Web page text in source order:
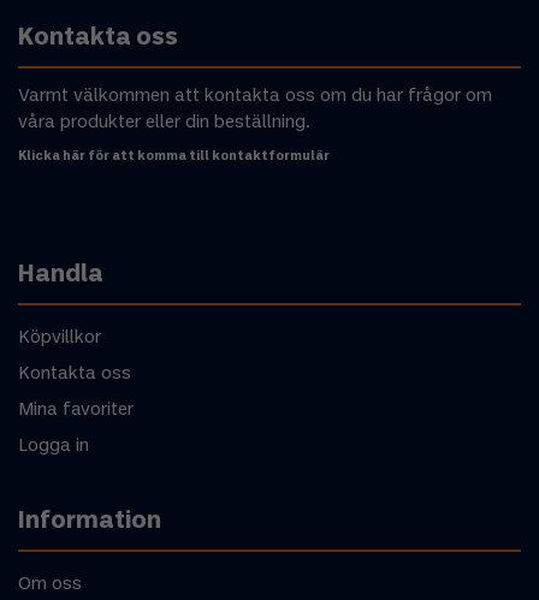
Kontakta oss
Varmt välkommen att kontakta oss om du har frågor om
våra produkter eller din beställning.
Klicka här för att komma till kontaktformulär
Handla
Köpvillkor
Kontakta oss
Mina favoriter
Logga in
Information
Om oss